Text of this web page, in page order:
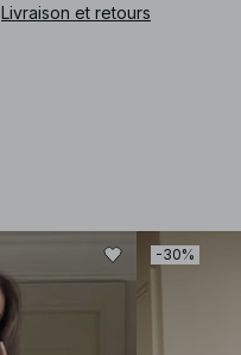
Livraison et retours
-30%